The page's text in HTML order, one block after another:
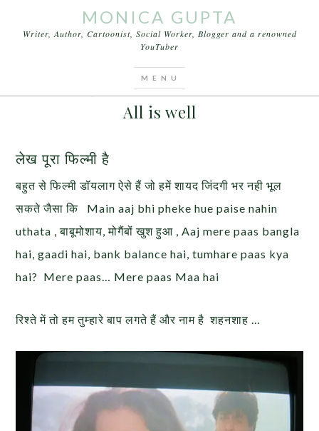
MONICA GUPTA
Writer, Author, Cartoonist, Social Worker, Blogger and a renowned
YouTuber
All is well
लेख पूरा फिल्मी है
बहुत से फिल्मी डॉयलाग ऐसे हैं जो हमें शायद जिंदगी भर नही भूल
सकते जैसा कि Main aaj bhi pheke hue paise nahin
uthata , बाबूमोशाय, मोगैंबों खुश हुआ , Aaj mere paas bangla
hai, gaadi hai, bank balance hai, tumhare paas kya
hai? Mere paas… Mere paas Maa hai
रिश्ते में तो हम तुम्हारे बाप लगते हैं और नाम है शहनशाह …